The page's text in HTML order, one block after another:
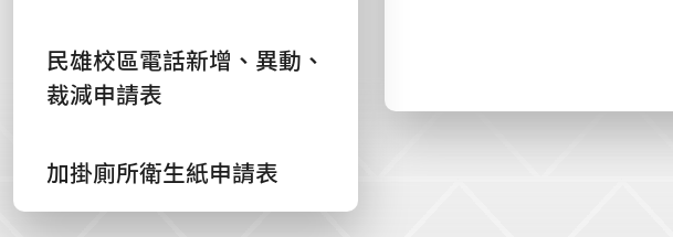
民雄校區電話新增、異動、
裁減申請表
加掛廁所衛生紙申請表